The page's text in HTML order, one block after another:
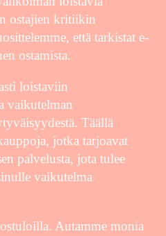
ostajien kritiikin
että tarkistat e-
ostamista.
loistaviin
vaikutelman
Täällä
jotka tarjoavat
palvelusta, jota tulee
vaikutelma
Autamme monia